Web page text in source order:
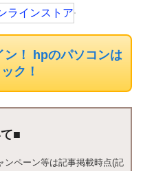
ン！ hpのパソコンは
ク！
■
ンペーン等は記事掲載時点(記